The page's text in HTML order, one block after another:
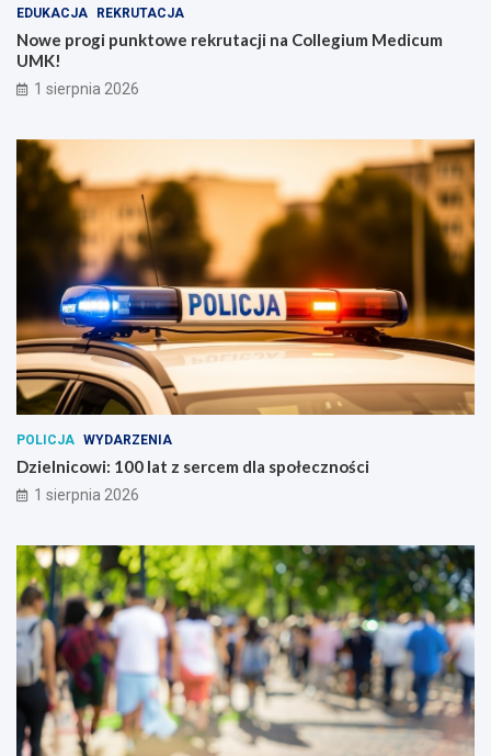
EDUKACJA REKRUTACJA
Nowe progi punktowe rekrutacji na Collegium Medicum
UMK!
1 sierpnia 2026
POLICJA WYDARZENIA
Dzielnicowi: 100 lat z sercem dla społeczności
1 sierpnia 2026